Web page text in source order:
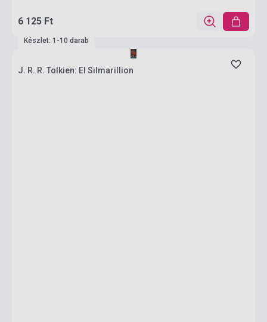
6 125 Ft
Készlet: 1-10 darab
J. R. R. Tolkien: El Silmarillion